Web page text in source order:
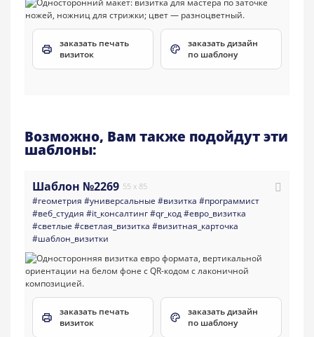
заказать печать
визиток
заказать дизайн
по шаблону
Возможно, Вам также подойдут эти
шаблоны:
Шаблон №2269 55 x 85
#геометрия #универсальные #визитка #программист
#веб_студия #it_консалтинг#qr_код#евро_визитка
#светлые #светлая_визитка #визитная_карточка
#шаблон_визитки
заказать печать
визиток
заказать дизайн
по шаблону